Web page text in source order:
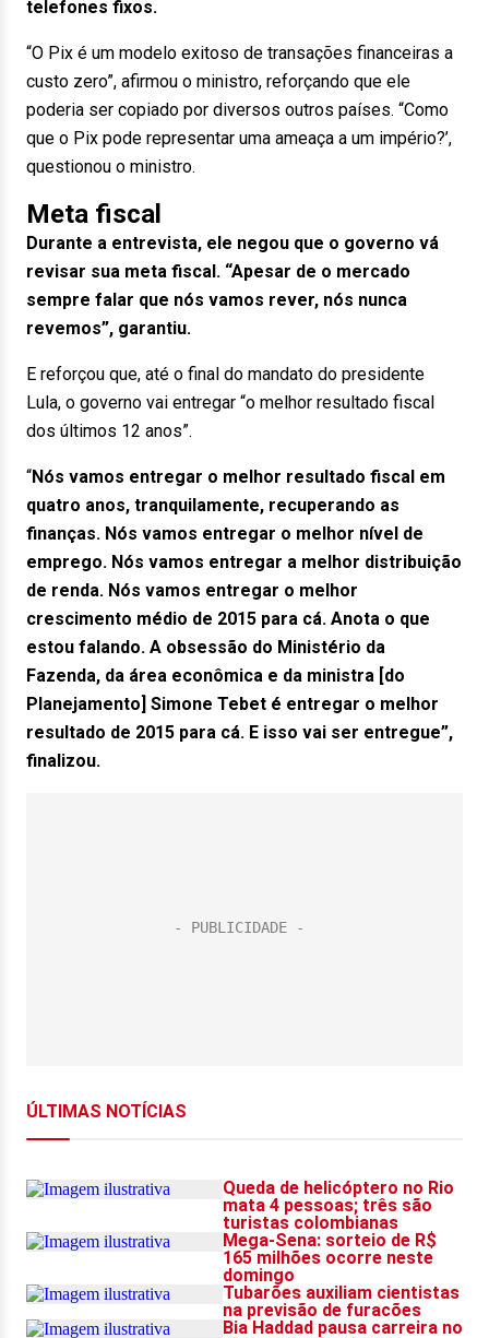
telefones fixos.
“O Pix é um modelo exitoso de transações financeiras a
custo zero”, afirmou o ministro, reforçando que ele
poderia ser copiado por diversos outros países. “Como
que o Pix pode representar uma ameaça a um império?’,
questionou o ministro.
Meta fiscal
Durante a entrevista, ele negou que o governo vá
revisar sua meta fiscal. “Apesar de o mercado
sempre falar que nós vamos rever, nós nunca
revemos”, garantiu.
E reforçou que, até o final do mandato do presidente
Lula, o governo vai entregar “o melhor resultado fiscal
dos últimos 12 anos”.
“Nós vamos entregar o melhor resultado fiscal em
quatro anos, tranquilamente, recuperando as
finanças. Nós vamos entregar o melhor nível de
emprego. Nós vamos entregar a melhor distribuição
de renda. Nós vamos entregar o melhor
crescimento médio de 2015 para cá. Anota o que
estou falando. A obsessão do Ministério da
Fazenda, da área econômica e da ministra [do
Planejamento] Simone Tebet é entregar o melhor
resultado de 2015 para cá. E isso vai ser entregue”,
finalizou.